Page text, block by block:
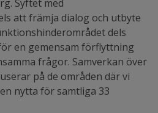
Syftet med
att främja dialog och utbyte
dels
en gemensam förflyttning
frågor. Samverkan över
på de områden där vi
nytta för samtliga 33